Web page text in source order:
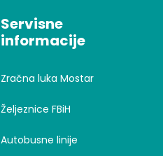
Servisne
informacije
Zračna luka Mostar
Željeznice FBiH
Autobusne linije